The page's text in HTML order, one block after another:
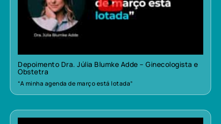
Depoimento Dra. Júlia Blumke Adde – Ginecologista e
Obstetra
“A minha agenda de março está lotada”